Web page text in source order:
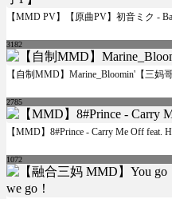
【MMD PV】【原曲PV】初音ミク -
3182
【自制MMD】Marine_Bloomin'【三妈
2785
【MMD】8#Prince - Carry Me Off feat.
1072